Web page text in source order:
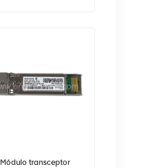
Módulo transceptor